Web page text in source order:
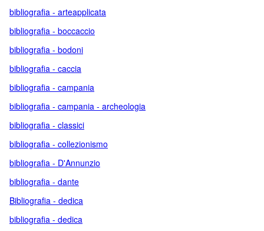
bibliografia - arteapplicata
bibliografia - boccaccio
bibliografia - bodoni
bibliografia - caccia
bibliografia - campania
bibliografia - campania - archeologia
bibliografia - classici
bibliografia - collezionismo
bibliografia - D'Annunzio
bibliografia - dante
Bibliografia - dedica
bibliografia - dedica